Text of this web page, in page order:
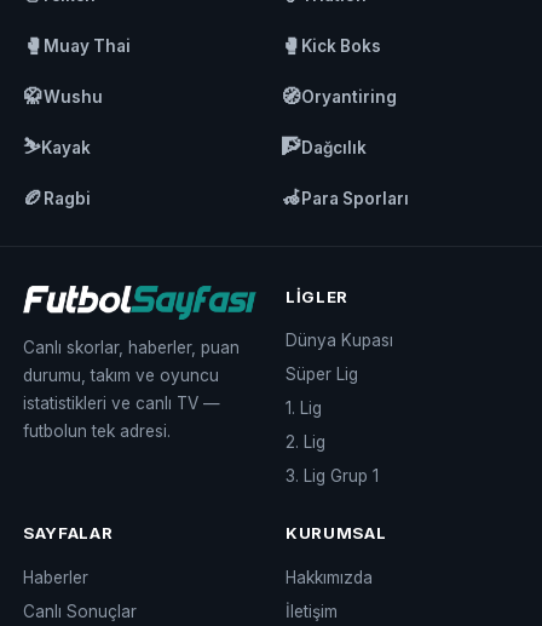
🥊 Muay Thai 🥊 Kick Boks
🥋Wushu 🧭Oryantiring
⛷️Kayak 🧗Dağcılık
🏉 Ragbi 🦽Para Sporları
Canlı skorlar, haberler, puan
durumu, takım ve oyuncu
istatistikleri ve canlı TV —
futbolun tek adresi.
LIGLER
Dünya Kupası
Süper Lig
1. Lig
2. Lig
3. Lig Grup 1
SAYFALAR
Haberler
Canlı Sonuçlar
KURUMSAL
Hakkımızda
İletişim